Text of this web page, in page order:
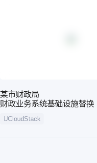
某市财政局
财政业务系统基础设施替换
UCloudStack